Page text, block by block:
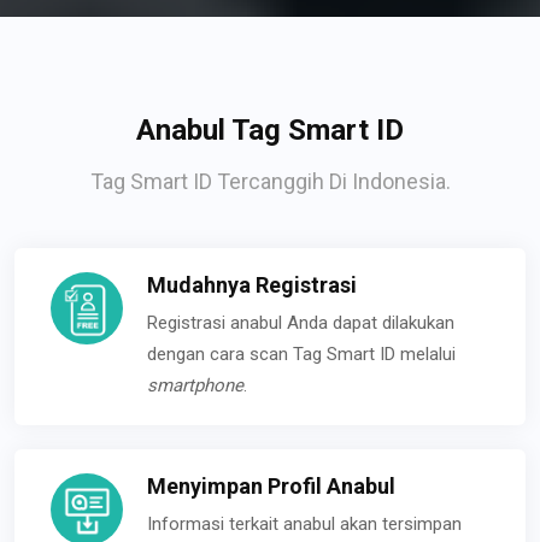
Anabul Tag Smart ID
Tag Smart ID Tercanggih Di Indonesia.
Mudahnya Registrasi
Registrasi anabul Anda dapat dilakukan
dengan cara scan Tag Smart ID melalui
smartphone.
Menyimpan Profil Anabul
Informasi terkait anabul akan tersimpan